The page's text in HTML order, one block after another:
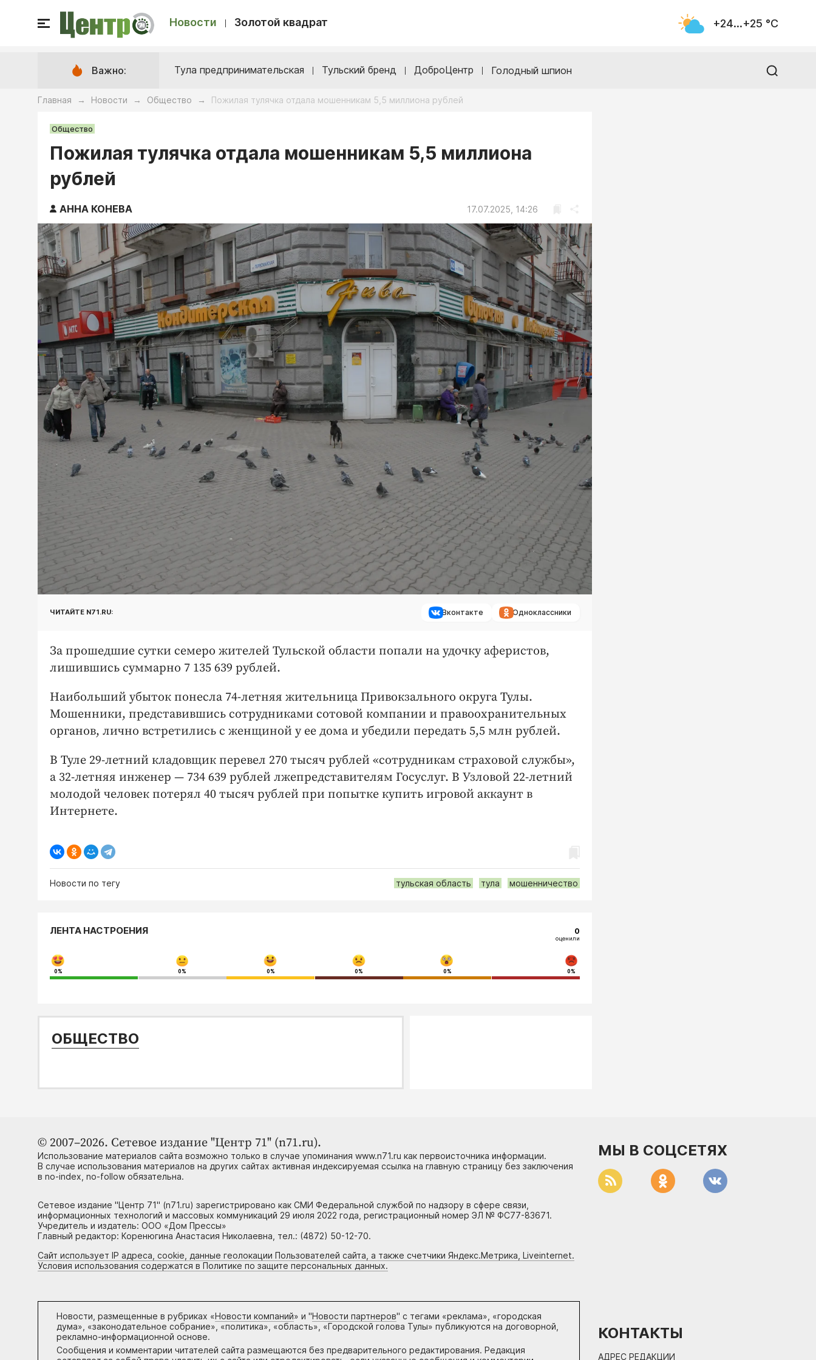
Новости Золотой квадрат +24...+25 °С
Важно: Тула предпринимательская Тульский бренд ДоброЦентр Голодный шпион
Главная → Новости → Общество → Пожилая тулячка отдала мошенникам 5,5 миллиона рублей
Общество
Пожилая тулячка отдала мошенникам 5,5 миллиона
рублей
АННА КОНЕВА 17.07.2025, 14:26
ЧИТАЙТЕ N71.RU: Вконтакте Одноклассники
За прошедшие сутки семеро жителей Тульской области попали на удочку аферистов,
лишившись суммарно 7 135 639 рублей.
Наибольший убыток понесла 74-летняя жительница Привокзального округа Тулы.
Мошенники, представившись сотрудниками сотовой компании и правоохранительных
органов, лично встретились с женщиной у ее дома и убедили передать 5,5 млн рублей.
В Туле 29-летний кладовщик перевел 270 тысяч рублей «сотрудникам страховой службы»,
а 32-летняя инженер — 734 639 рублей лжепредставителям Госуслуг. В Узловой 22-летний
молодой человек потерял 40 тысяч рублей при попытке купить игровой аккаунт в
Интернете.
Новости по тегу тульская область тула мошенничество
ЛЕНТА НАСТРОЕНИЯ 0
оценили
0% 0% 0% 0% 0% 0%
ОБЩЕСТВО
© 2007–2026. Сетевое издание "Центр 71" (n71.ru).
Использование материалов сайта возможно только в случае упоминания www.n71.ru как первоисточника информации.
В случае использования материалов на других сайтах активная индексируемая ссылка на главную страницу без заключения
в no-index, no-follow обязательна.
Сетевое издание "Центр 71" (n71.ru) зарегистрировано как СМИ Федеральной службой по надзору в сфере связи,
информационных технологий и массовых коммуникаций 29 июля 2022 года, регистрационный номер ЭЛ № ФС77-83671.
Учредитель и издатель: ООО «Дом Прессы»
Главный редактор: Коренюгина Анастасия Николаевна, тел.: (4872) 50-12-70.
Сайт использует IP адреса, cookie, данные геолокации Пользователей сайта, а также счетчики Яндекс.Метрика, Liveinternet.
Условия использования содержатся в Политике по защите персональных данных.
Новости, размещенные в рубриках «Новости компаний» и "Новости партнеров" с тегами «реклама», «городская
дума», «законодательное собрание», «политика», «область», «Городской голова Тулы» публикуются на договорной,
рекламно-информационной основе.
Сообщения и комментарии читателей сайта размещаются без предварительного редактирования. Редакция
МЫ В СОЦСЕТЯХ
КОНТАКТЫ
АДРЕС РЕДАКЦИИ